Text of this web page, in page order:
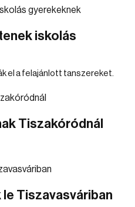
iskolás
el a felajánlott tanszereket.
Tiszakóródnál
Tiszavasváriban